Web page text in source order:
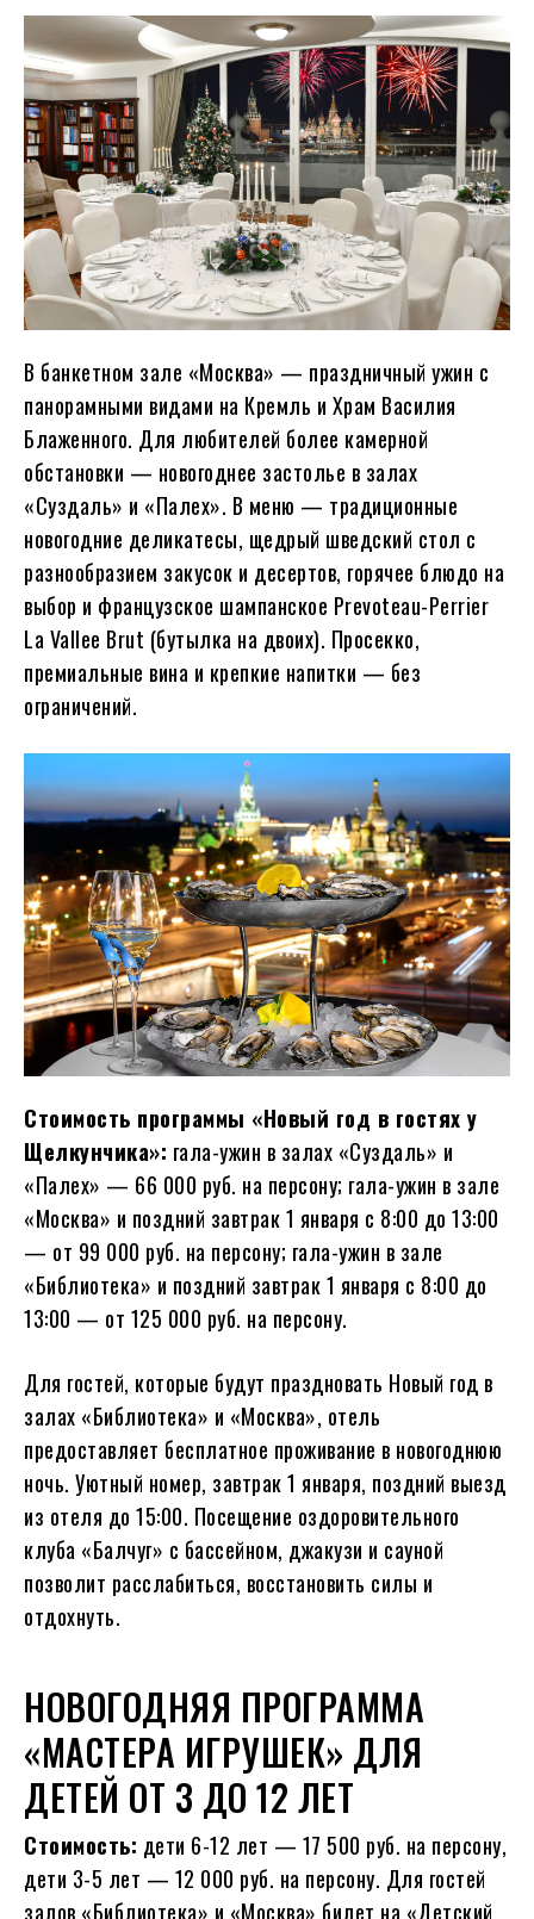
В банкетном зале «Москва» — праздничный ужин с
панорамными видами на Кремль и Храм Василия
Блаженного. Для любителей более камерной
обстановки — новогоднее застолье в залах
«Суздаль» и «Палех». В меню — традиционные
новогодние деликатесы, щедрый шведский стол с
разнообразием закусок и десертов, горячее блюдо на
выбор и французское шампанское Prevoteau-Perrier
La Vallee Brut (бутылка на двоих). Просекко,
премиальные вина и крепкие напитки — без
ограничений.
Стоимость программы «Новый год в гостях у
Щелкунчика»: гала-ужин в залах «Суздаль» и
«Палех» — 66 000 руб. на персону; гала-ужин в зале
«Москва» и поздний завтрак 1 января с 8:00 до 13:00
— от 99 000 руб. на персону; гала-ужин в зале
«Библиотека» и поздний завтрак 1 января с 8:00 до
13:00 — от 125 000 руб. на персону.
Для гостей, которые будут праздновать Новый год в
залах «Библиотека» и «Москва», отель
предоставляет бесплатное проживание в новогоднюю
ночь. Уютный номер, завтрак 1 января, поздний выезд
из отеля до 15:00. Посещение оздоровительного
клуба «Балчуг» с бассейном, джакузи и сауной
позволит расслабиться, восстановить силы и
отдохнуть.
НОВОГОДНЯЯ ПРОГРАММА
«МАСТЕРА ИГРУШЕК» ДЛЯ
ДЕТЕЙ ОТ 3 ДО 12 ЛЕТ
Стоимость: дети 6-12 лет — 17 500 руб. на персону,
дети 3-5 лет — 12 000 руб. на персону. Для гостей
залов «Библиотека» и «Москва» билет на «Детский